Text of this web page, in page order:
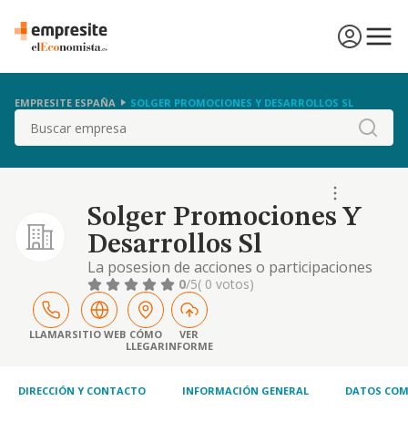
EMPRESITE ESPAÑA SOLGER PROMOCIONES Y DESARROLLOS SL
Buscar
Solger Promociones Y
Desarrollos Sl
La posesion de acciones o participaciones
sociales en otras sociedades
0/5( 0 votos)
LLAMARSITIO WEB CÓMO
LLEGAR
VER
INFORME
DIRECCIÓN Y CONTACTO INFORMACIÓN GENERAL DATOS